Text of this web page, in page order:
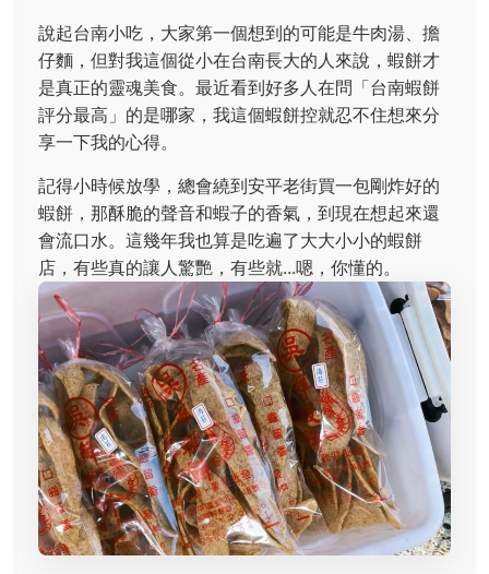
說起台南小吃，大家第一個想到的可能是牛肉湯、擔
仔麵，但對我這個從小在台南長大的人來說，蝦餅才
是真正的靈魂美食。最近看到好多人在問「台南蝦餅
評分最高」的是哪家，我這個蝦餅控就忍不住想來分
享一下我的心得。
記得小時候放學，總會繞到安平老街買一包剛炸好的
蝦餅，那酥脆的聲音和蝦子的香氣，到現在想起來還
會流口水。這幾年我也算是吃遍了大大小小的蝦餅
店，有些真的讓人驚艷，有些就...嗯，你懂的。